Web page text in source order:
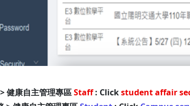
健康自主管理專區Staff: Clickstudent affair